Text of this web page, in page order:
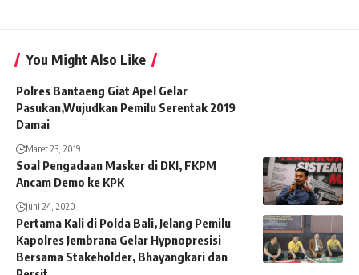
You Might Also Like
Polres Bantaeng Giat Apel Gelar
Pasukan,Wujudkan Pemilu Serentak 2019
Damai
Maret 23, 2019
Soal Pengadaan Masker di DKI, FKPM
Ancam Demo ke KPK
Juni 24, 2020
Pertama Kali di Polda Bali, Jelang Pemilu
Kapolres Jembrana Gelar Hypnopresisi
Bersama Stakeholder, Bhayangkari dan